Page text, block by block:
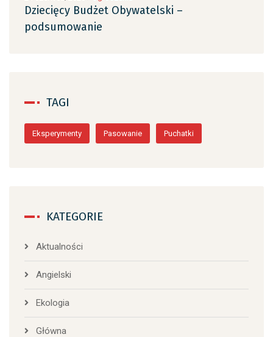
Dziecięcy Budżet Obywatelski –
podsumowanie
TAGI
Eksperymenty Pasowanie Puchatki
KATEGORIE
Aktualności
Angielski
Ekologia
Główna